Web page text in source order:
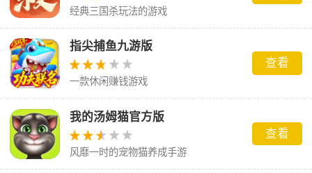
经典三国杀玩法的游戏
指尖捕鱼九游版
一款休闲赚钱游戏
查看
我的汤姆猫官方版
风靡一时的宠物猫养成手游
查看